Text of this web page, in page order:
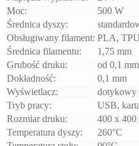
Moc:
500 W
Średnica dyszy:
Obsługiwany filament: PLA,
Średnica filamentu:
1,75 mm
Grubość druku:
od 0,1
Dokładność:
0,1 mm
Wyświetlacz:
dotykowy
Tryb pracy:
USB,
Rozmiar druku:
400 x 400
Temperatura dyszy:
260°C